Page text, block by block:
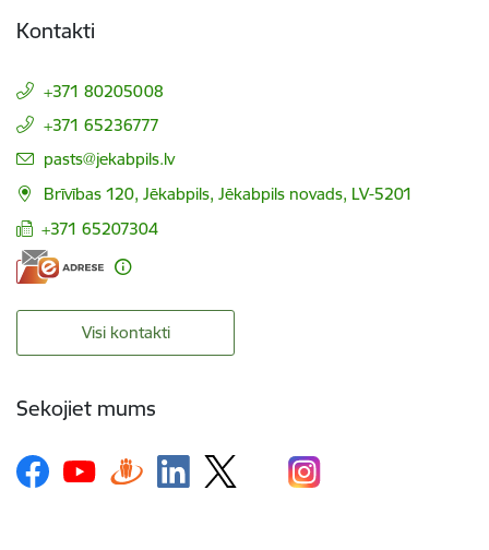
Kontakti
+371 80205008
+371 65236777
E-pasts:
pasts@jekabpils.lv
Brīvības 120, Jēkabpils, Jēkabpils novads, LV-5201
+371 65207304
Visi kontakti
Sekojiet mums